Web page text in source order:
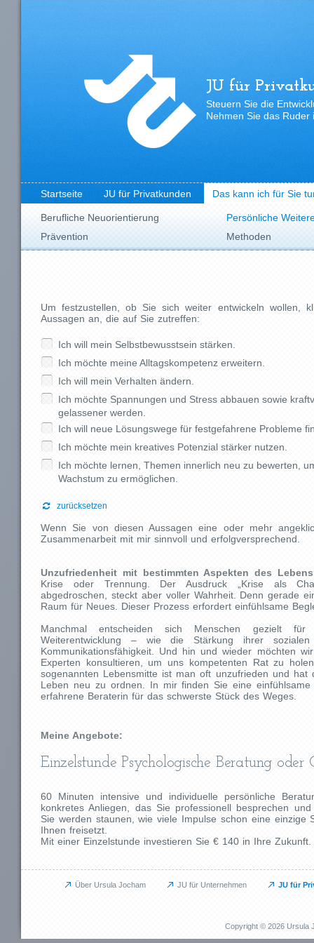
JU für
Steuern Sie die
Nehmen Sie das Ruder
Startseite JU für Privatkunden Das kann ich für Sie
Berufliche Neuorientierung
Persönliche
Prävention
Methoden
Um festzustellen, ob Sie sich weiter entwickeln wollen,
Aussagen an, die auf Sie zutreffen:
Ich will mein Selbstbewusstsein stärken.
Ich möchte meine Alltagskompetenz erweitern.
Ich will mein Verhalten ändern.
Ich möchte Spannungen und Stress abbauen sowie
gelassener werden.
Ich will neue Lösungswege für festgefahrene Probleme
Ich möchte mein kreatives Potenzial stärker nutzen.
Ich möchte lernen, Themen innerlich neu zu bewerten,
Wachstum zu ermöglichen.
zurücksetzen
Wenn Sie von diesen Aussagen eine oder mehr
Zusammenarbeit mit mir sinnvoll und erfolgversprechend.
Unzufriedenheit mit bestimmten Aspekten des Lebens
Krise oder Trennung. Der Ausdruck „Krise als
abgedroschen, steckt aber voller Wahrheit. Denn gerade
Raum für Neues. Dieser Prozess erfordert einfühlsame
Manchmal entscheiden sich Menschen gezielt für
Weiterentwicklung – wie die Stärkung ihrer sozialen
Kommunikationsfähigkeit. Und hin und wieder möchten
Experten konsultieren, um uns kompetenten Rat zu
sogenannten Lebensmitte ist man oft unzufrieden und hat
Leben neu zu ordnen. In mir finden Sie eine einfühlsame
erfahrene Beraterin für das schwerste Stück des Weges.
Meine Angebote:
Einzelstunde Psychologische Beratung oder
60 Minuten intensive und individuelle persönliche
konkretes Anliegen, das Sie professionell besprechen
Sie werden staunen, wie viele Impulse schon eine einzige
Ihnen freisetzt.
Mit einer Einzelstunde investieren Sie € 140 in Ihre Zukunft.
Über Ursula Jocham JU für Unternehmen JU für
JU für
Copyright © 2026 Ursula